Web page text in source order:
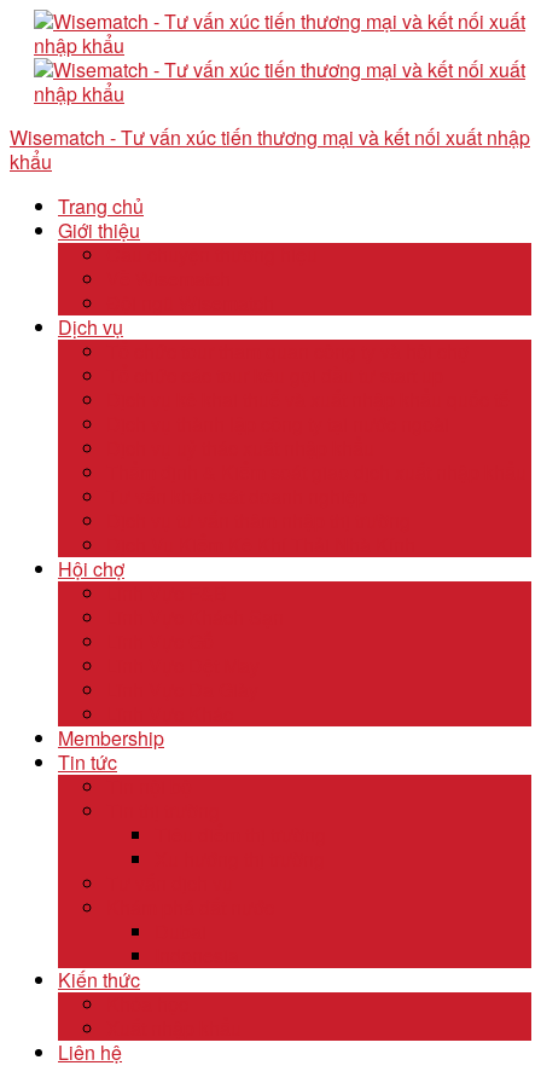
Wisematch - Tư vấn xúc tiến thương mại và kết nối xuất nhập
khẩu
Trang chủ
Giới thiệu
Dịch vụ
Hội chợ
Membership
Tin tức
Kiến thức
Liên hệ